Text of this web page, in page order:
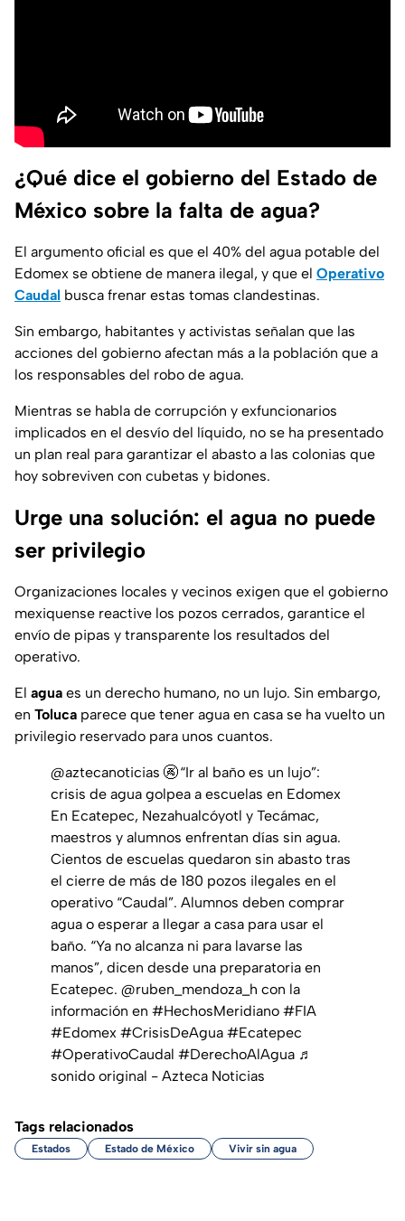
¿Qué dice el gobierno del Estado de
México sobre la falta de agua?
El argumento oficial es que el 40% del agua potable del
Edomex se obtiene de manera ilegal, y que el Operativo
Caudal busca frenar estas tomas clandestinas.
Sin embargo, habitantes y activistas señalan que las
acciones del gobierno afectan más a la población que a
los responsables del robo de agua.
Mientras se habla de corrupción y exfuncionarios
implicados en el desvío del líquido, no se ha presentado
un plan real para garantizar el abasto a las colonias que
hoy sobreviven con cubetas y bidones.
Urge una solución: el agua no puede
ser privilegio
Organizaciones locales y vecinos exigen que el gobierno
mexiquense reactive los pozos cerrados, garantice el
envío de pipas y transparente los resultados del
operativo.
El agua es un derecho humano, no un lujo. Sin embargo,
en Toluca parece que tener agua en casa se ha vuelto un
privilegio reservado para unos cuantos.
@aztecanoticias 🚱 “Ir al baño es un lujo”:
crisis de agua golpea a escuelas en Edomex
En Ecatepec, Nezahualcóyotl y Tecámac,
maestros y alumnos enfrentan días sin agua.
Cientos de escuelas quedaron sin abasto tras
el cierre de más de 180 pozos ilegales en el
operativo “Caudal”. Alumnos deben comprar
agua o esperar a llegar a casa para usar el
baño. “Ya no alcanza ni para lavarse las
manos”, dicen desde una preparatoria en
Ecatepec. @ruben_mendoza_h con la
información en #HechosMeridiano #FIA
#Edomex #CrisisDeAgua #Ecatepec
#OperativoCaudal #DerechoAlAgua ♬
sonido original - Azteca Noticias
Tags relacionados
Estados Estado de México Vivir sin agua